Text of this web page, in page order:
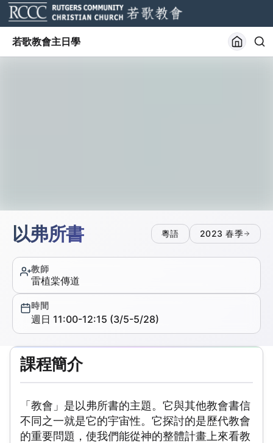
若歌教會主日學
以弗所書 粵語 2023 春季
教師
雷植棠傳道
時間
週日 11:00-12:15 (3/5-5/28)
課程簡介
「教會」是以弗所書的主題。它與其他教會書信
不同之一就是它的宇宙性。它探討的是歷代教會
的重要問題，使我們能從神的整體計畫上來看教